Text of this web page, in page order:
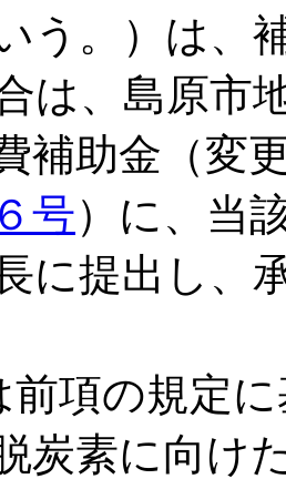
う。）は、
は、島原市
補助金（変
号）に、当
に提出し、
項の規定
炭素に向け